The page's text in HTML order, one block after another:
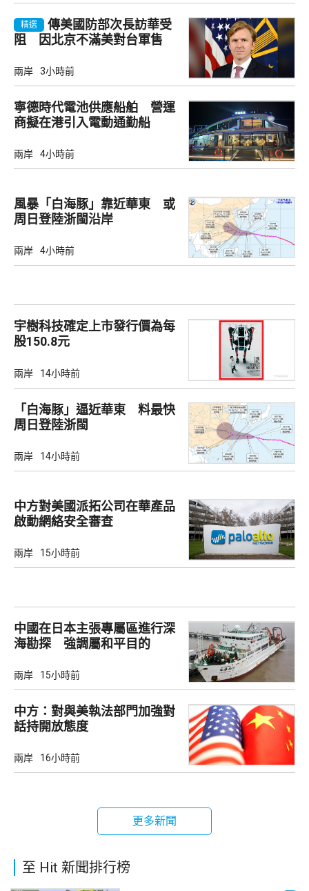
精選
傳美國防部次長訪華受
阻 因北京不滿美對台軍售
兩岸 3小時前
寧德時代電池供應船舶 營運
商擬在港引入電動通勤船
兩岸 4小時前
風暴「白海豚」靠近華東 或
周日登陸浙閩沿岸
兩岸 4小時前
宇樹科技確定上市發行價為每
股150.8元
兩岸 14小時前
「白海豚」逼近華東 料最快
周日登陸浙閩
兩岸 14小時前
中方對美國派拓公司在華產品
啟動網絡安全審查
兩岸 15小時前
中國在日本主張專屬區進行深
海勘探 強調屬和平目的
兩岸 15小時前
中方：對與美執法部門加強對
話持開放態度
兩岸 16小時前
更多新聞
至 Hit 新聞排行榜